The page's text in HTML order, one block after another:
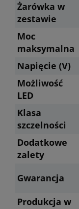
Żarówka w
zestawie
Moc
maksymalna
Napięcie (V)
Możliwość
LED
Klasa
szczelności
Dodatkowe
zalety
Gwarancja
Produkcja w